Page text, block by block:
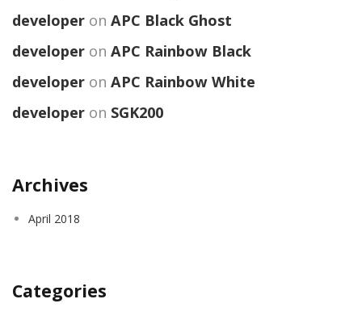
developer on APC Black Ghost
developer on APC Rainbow Black
developer on APC Rainbow White
developer on SGK200
Archives
April 2018
Categories